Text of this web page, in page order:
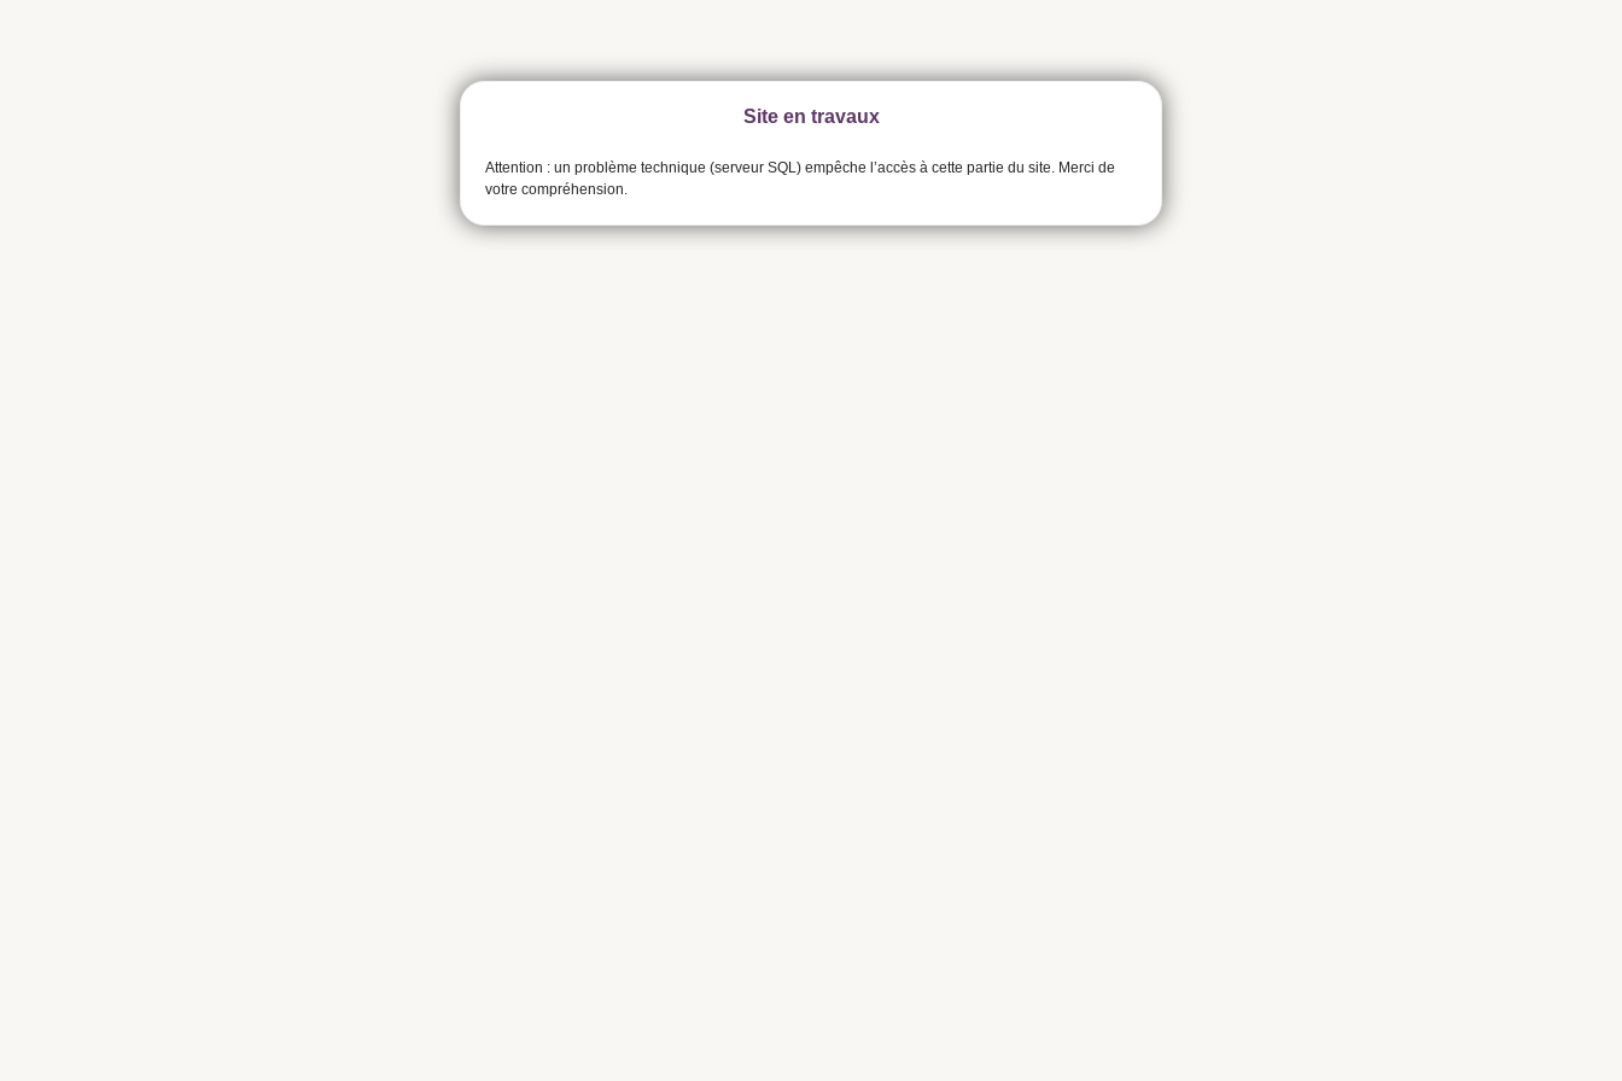
Site en travaux
Attention : un problème technique (serveur SQL) empêche l’accès à cette partie du site. Merci de
votre compréhension.